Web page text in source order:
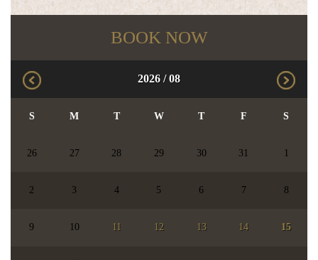
BOOK NOW
2026/08
S M T W T F S
26 27 28 29 30 31 1
2 3 4 5 6 7 8
9 10 11 12 13 14 15